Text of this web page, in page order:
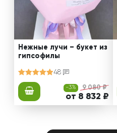
Нежные лучи – букет из
гипсофилы
48
-3% 9 080 ₽
от 8 832 ₽